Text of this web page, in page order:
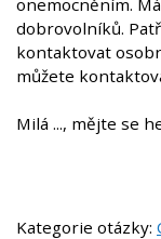
dobrovolníků.
kontaktovat
můžete
Milá ..., mějte se
Kategorie otázky: